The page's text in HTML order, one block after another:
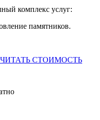
комплекс услуг:
памятников.
СТОИМОСТЬ